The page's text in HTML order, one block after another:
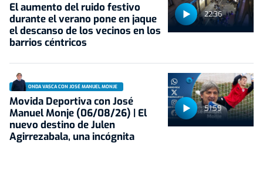
22:36
El aumento del ruido festivo
durante el verano pone en jaque
el descanso de los vecinos en los
barrios céntricos
51:59
ONDA VASCA CON JOSÉ MANUEL MONJE
Movida Deportiva con José
Manuel Monje (06/08/26) | El
nuevo destino de Julen
Agirrezabala, una incógnita